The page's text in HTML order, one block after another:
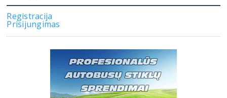
Registracija
Prisijungimas